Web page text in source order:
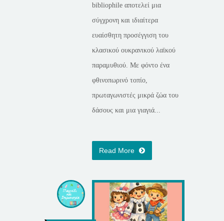
bibliophile αποτελεί μια
σύγχρονη και ιδιαίτερα
ευαίσθητη προσέγγιση του
κλασικού ουκρανικού λαϊκού
παραμυθιού. Με φόντο ένα
φθινοπωρινό τοπίο,
πρωταγωνιστές μικρά ζώα του
δάσους και μια γιαγιά...
Read More